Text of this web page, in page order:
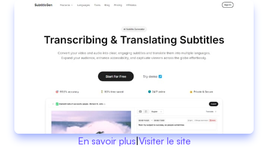
En savoir plus|Visiter le site